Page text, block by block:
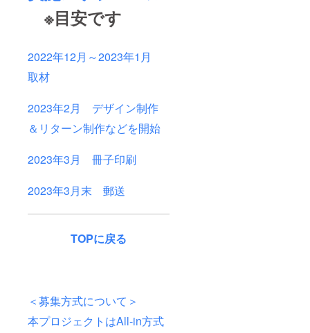
※目安です
2022年12月～2023年1月
取材
2023年2月 デザイン制作
＆リターン制作などを開始
2023年3月 冊子印刷
2023年3月末 郵送
TOPに戻る
＜募集方式について＞
本プロジェクトはAll-in方式